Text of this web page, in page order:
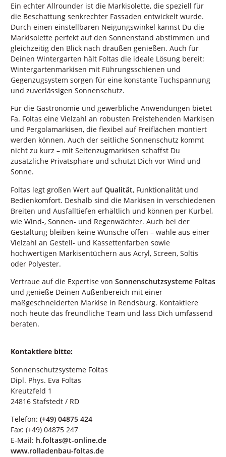
Ein echter Allrounder ist die Markisolette, die speziell für
die Beschattung senkrechter Fassaden entwickelt wurde.
Durch einen einstellbaren Neigungswinkel kannst Du die
Markisolette perfekt auf den Sonnenstand abstimmen und
gleichzeitig den Blick nach draußen genießen. Auch für
Deinen Wintergarten hält Foltas die ideale Lösung bereit:
Wintergartenmarkisen mit Führungsschienen und
Gegenzugsystem sorgen für eine konstante Tuchspannung
und zuverlässigen Sonnenschutz.
Für die Gastronomie und gewerbliche Anwendungen bietet
Fa. Foltas eine Vielzahl an robusten Freistehenden Markisen
und Pergolamarkisen, die flexibel auf Freiflächen montiert
werden können. Auch der seitliche Sonnenschutz kommt
nicht zu kurz – mit Seitenzugmarkisen schaffst Du
zusätzliche Privatsphäre und schützt Dich vor Wind und
Sonne.
Foltas legt großen Wert aufQualität, Funktionalität und
Bedienkomfort. Deshalb sind die Markisen in verschiedenen
Breiten und Ausfalltiefen erhältlich und können per Kurbel,
wie Wind-, Sonnen- und Regenwächter. Auch bei der
Gestaltung bleiben keine Wünsche offen – wähle aus einer
Vielzahl an Gestell- und Kassettenfarben sowie
hochwertigen Markisentüchern aus Acryl, Screen, Soltis
oder Polyester.
Vertraue auf die Expertise von Sonnenschutzsysteme Foltas
und genieße Deinen Außenbereich mit einer
maßgeschneiderten Markise in Rendsburg. Kontaktiere
noch heute das freundliche Team und lass Dich umfassend
beraten.
Kontaktiere bitte:
Sonnenschutzsysteme Foltas
Dipl. Phys. Eva Foltas
Kreutzfeld 1
24816 Stafstedt / RD
Telefon: (+49) 04875 424
Fax: (+49) 04875 247
E-Mail: h.foltas@t-online.de
www.rolladenbau-foltas.de